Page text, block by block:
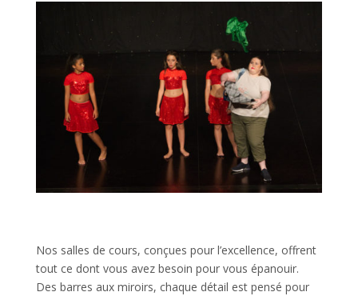
Nos salles de cours, conçues pour l’excellence, offrent
tout ce dont vous avez besoin pour vous épanouir.
Des barres aux miroirs, chaque détail est pensé pour